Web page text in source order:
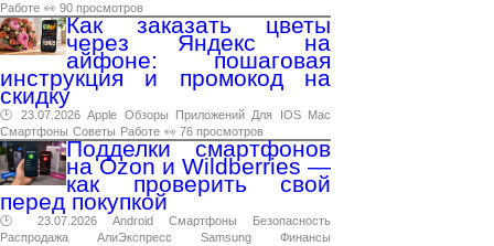
Работе 👀 90 просмотров
Как заказать цветы
через Яндекс на
айфоне: пошаговая
инструкция и промокод на
скидку
🕑 23.07.2026 Apple Обзоры Приложений Для IOS
Mac
Смартфоны Советы Работе 👀 76 просмотров
Подделки смартфонов
на Ozon и Wildberries —
как проверить свой
перед покупкой
🕑 23.07.2026 Android Смартфоны
Безопасность
Распродажа
АлиЭкспресс Samsung
Финансы